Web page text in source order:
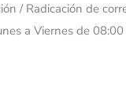
/ Radicación de
a Viernes de